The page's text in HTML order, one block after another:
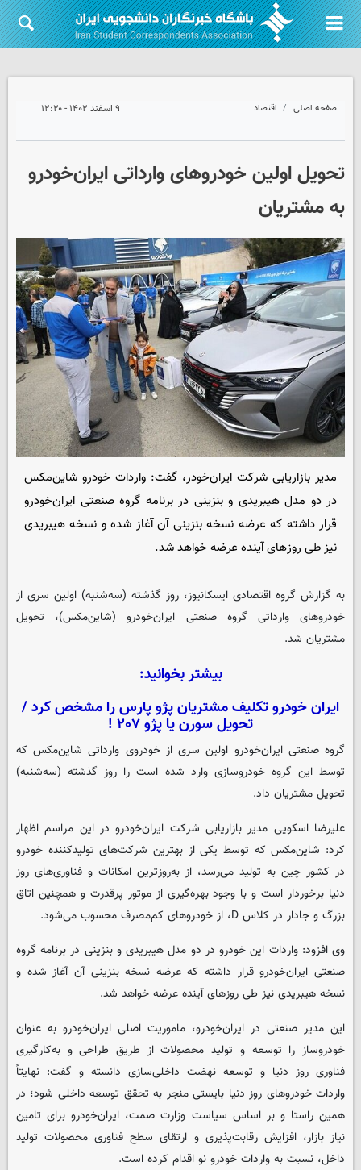
صفحه اصلی اقتصاد ۹ اسفند ۱۴۰۲ - ۱۲:۲۰
تحویل اولین خودروهای وارداتی ایران‌خودرو
به مشتریان
مدیر بازاریابی شرکت ایران‌خودر، گفت: واردات خودرو شاین‌مکس
در دو مدل هیبریدی و بنزینی در برنامه گروه صنعتی ایران‌خودرو
قرار داشته که عرضه نسخه بنزینی آن آغاز شده و نسخه هیبریدی
نیز طی روزهای آینده عرضه خواهد شد.
به گزارش گروه اقتصادی ایسکانیوز، روز گذشته (سه‌شنبه) اولین سری از
خودروهای وارداتی گروه صنعتی ایران‌خودرو (شاین‌مکس)، تحویل
مشتریان شد.
بیشتر بخوانید:
ایران خودرو تکلیف مشتریان پژو پارس را مشخص کرد /
تحویل سورن یا پژو ۲۰۷ !
گروه صنعتی ایران‌خودرو اولین سری از خودروی وارداتی شاین‌مکس که
توسط این گروه خودروسازی وارد شده است را روز گذشته (سه‌شنبه)
تحویل مشتریان داد.
علیرضا اسکویی مدیر بازاریابی شرکت ایران‌خودرو در این مراسم اظهار
کرد: شاین‌مکس که توسط یکی از بهترین شرکت‌های تولیدکننده خودرو
در کشور چین به تولید می‌رسد، از به‌روزترین امکانات و فناوری‌های روز
دنیا برخوردار است و با وجود بهره‌گیری از موتور پرقدرت و همچنین اتاق
بزرگ و جادار در کلاس D، از خودروهای کم‌مصرف محسوب می‌شود.
وی افزود: واردات این خودرو در دو مدل هیبریدی و بنزینی در برنامه گروه
صنعتی ایران‌خودرو قرار داشته که عرضه نسخه بنزینی آن آغاز شده و
نسخه هیبریدی نیز طی روزهای آینده عرضه خواهد شد.
این مدیر صنعتی در ایران‌خودرو، ماموریت اصلی ایران‌خودرو به عنوان
خودروساز را توسعه و تولید محصولات از طریق طراحی و به‌کارگیری
فناوری روز دنیا و توسعه نهضت داخلی‌سازی دانسته و گفت: نهایتاً
واردات خودروهای روز دنیا بایستی منجر به تحقق توسعه داخلی شود؛ در
همین راستا و بر اساس سیاست وزارت صمت، ایران‌خودرو برای تامین
نیاز بازار، افزایش رقابت‌پذیری و ارتقای سطح فناوری محصولات تولید
داخل، نسبت به واردات خودرو نو اقدام کرده است.